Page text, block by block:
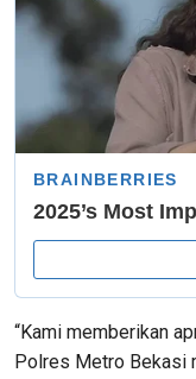
“Kami memberikan
Polres Metro Bekasi